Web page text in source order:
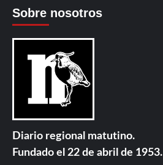
Sobre nosotros
Diario regional matutino.
Fundado el 22 de abril de 1953.